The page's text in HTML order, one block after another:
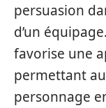
persuasion
d’un
favorise une
permettant
personnage